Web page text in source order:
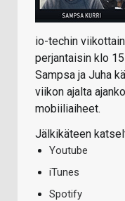
io-techin
perjantaisin klo
Sampsa ja Juha
viikon ajalta
mobiiliaiheet.
Jälkikäteen
Youtube
iTunes
Spotify